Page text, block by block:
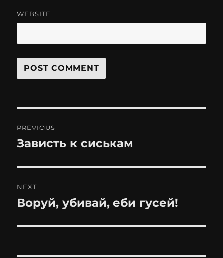
WEBSITE
navigation
PREVIOUS
Previous
Зависть к сиськам
NEXT
Next
Воруй, убивай, еби гусей!